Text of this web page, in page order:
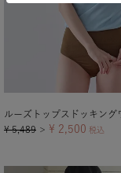
¥ 5,489 ＞ ¥ 2,500 税込